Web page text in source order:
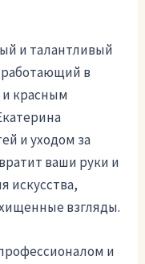
и талантливый
в
красным
и уходом за
ваши руки и
искусства,
взгляды.
и